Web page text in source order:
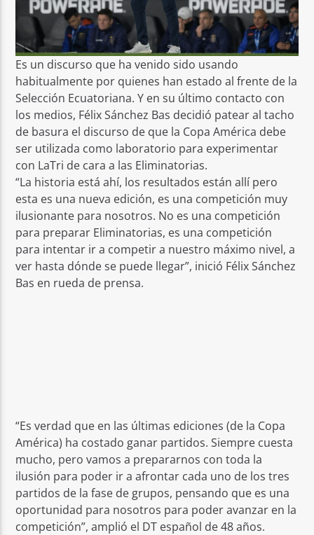
Es un discurso que ha venido sido usando
habitualmente por quienes han estado al frente de la
Selección Ecuatoriana. Y en su último contacto con
los medios, Félix Sánchez Bas decidió patear al tacho
de basura el discurso de que la Copa América debe
ser utilizada como laboratorio para experimentar
con LaTri de cara a las Eliminatorias.
“La historia está ahí, los resultados están allí pero
esta es una nueva edición, es una competición muy
ilusionante para nosotros. No es una competición
para preparar Eliminatorias, es una competición
para intentar ir a competir a nuestro máximo nivel, a
ver hasta dónde se puede llegar”, inició Félix Sánchez
Bas en rueda de prensa.
“Es verdad que en las últimas ediciones (de la Copa
América) ha costado ganar partidos. Siempre cuesta
mucho, pero vamos a prepararnos con toda la
ilusión para poder ir a afrontar cada uno de los tres
partidos de la fase de grupos, pensando que es una
oportunidad para nosotros para poder avanzar en la
competición”, amplió el DT español de 48 años.